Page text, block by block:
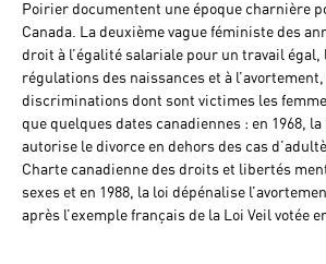
Poirier documentent une époque charnière
Canada. La deuxième vague féministe des
droit à l’égalité salariale pour un travail égal,
régulations des naissances et à
discriminations dont sont victimes les
que quelques dates canadiennes : en 1968,
autorise le divorce en dehors des cas
Charte canadienne des droits et libertés
sexes et en 1988, la loi dépénalise
après l’exemple français de la Loi Veil votée